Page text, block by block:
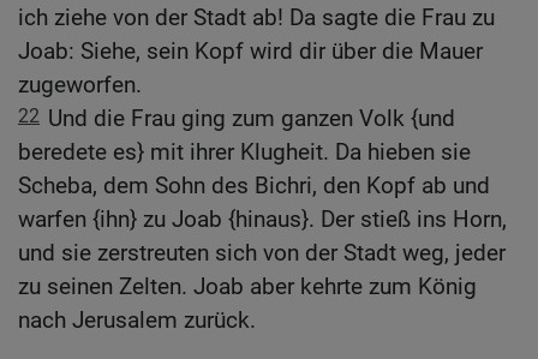
ich ziehe von der Stadt ab! Da sagte die Frau zu
Joab: Siehe, sein Kopf wird dir über die Mauer
zugeworfen.
22 Und die Frau ging zum ganzen Volk {und
beredete es} mit ihrer Klugheit. Da hieben sie
Scheba, dem Sohn des Bichri, den Kopf ab und
warfen {ihn} zu Joab {hinaus}. Der stieß ins Horn,
und sie zerstreuten sich von der Stadt weg, jeder
zu seinen Zelten. Joab aber kehrte zum König
nach Jerusalem zurück.